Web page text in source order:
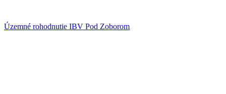
Územné rohodnutie IBV Pod Zoborom